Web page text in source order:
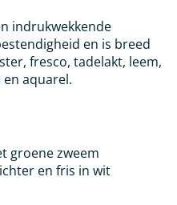
indrukwekkende
en is breed
fresco, tadelakt, leem,
aquarel.
groene zweem
en fris in wit